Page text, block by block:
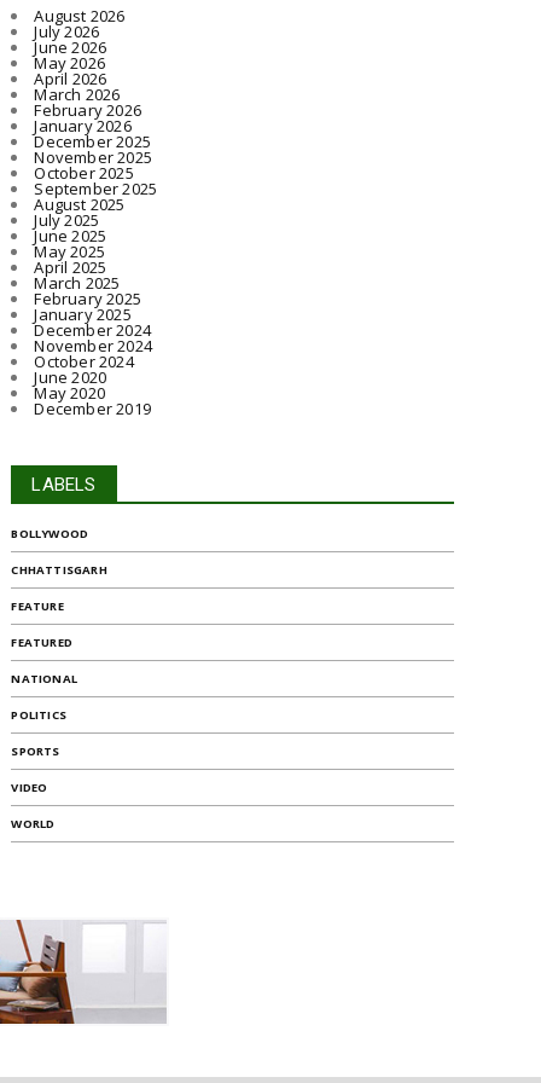
August 2026
July 2026
June 2026
May 2026
April 2026
March 2026
February 2026
January 2026
December 2025
November 2025
October 2025
September 2025
August 2025
July 2025
June 2025
May 2025
April 2025
March 2025
February 2025
January 2025
December 2024
November 2024
October 2024
June 2020
May 2020
December 2019
LABELS
BOLLYWOOD
CHHATTISGARH
FEATURE
FEATURED
NATIONAL
POLITICS
SPORTS
VIDEO
WORLD